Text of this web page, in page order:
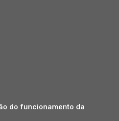
do funcionamento da